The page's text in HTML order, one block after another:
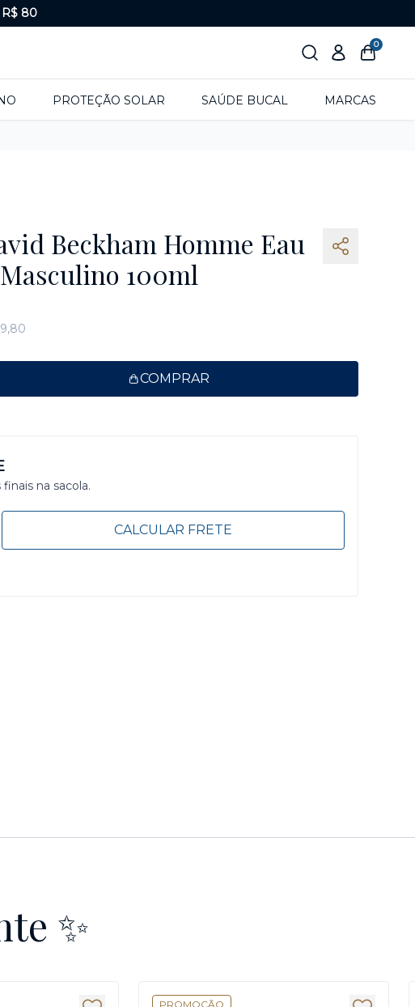
80
0
PROTEÇÃO SOLAR SAÚDE BUCAL MARCAS
Beckham Homme Eau
100ml
COMPRAR
na sacola.
CALCULAR FRETE
✨
PROMOÇÃO